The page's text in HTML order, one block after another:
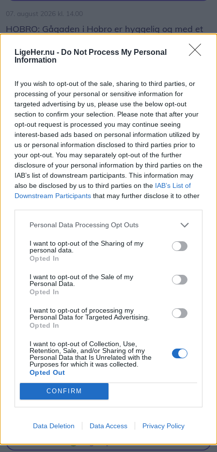
LigeHer.nu - Do Not Process My Personal
Information
If you wish to opt-out of the sale, sharing to third parties, or
processing of your personal or sensitive information for
targeted advertising by us, please use the below opt-out
section to confirm your selection. Please note that after your
opt-out request is processed you may continue seeing
interest-based ads based on personal information utilized by
us or personal information disclosed to third parties prior to
your opt-out. You may separately opt-out of the further
disclosure of your personal information by third parties on the
IAB’s list of downstream participants. This information may
also be disclosed by us to third parties on the IAB’s List of
Downstream Participants that may further disclose it to other
Personal Data Processing Opt Outs
I want to opt-out of the Sharing of my
personal data.
Opted In
I want to opt-out of the Sale of my
Personal Data.
Opted In
I want to opt-out of processing my
Personal Data for Targeted Advertising.
Opted In
I want to opt-out of Collection, Use,
Retention, Sale, and/or Sharing of my
Personal Data that Is Unrelated with the
Purposes for which it was collected.
Opted Out
CONFIRM
Data Deletion Data Access Privacy Policy
07. august 2026 kl. 14.00
HOBRO: Gågaden i Hobro er hyggelig og med et
godt udvalg af butikker og spisesteder. Men der er
et men.
Gågadens belægning er nemlig i en rigtig skidt
forfatning med flere huller, løse fliser,
niveauforskelle og kanter. Det frustrerer
formanden for Hobro Handel, Peter Møller, der
også melder om flere falduheld blandt byens
besøgende.
- Det er et rigtigt stort problem, hvor der i år har
været et par større uheld med kunder, der er
kommet slemt til skade. Det har været meget
en række små dagligdagsepisoder, hvor ældre
snubler og får hudafskrabninger. Simpelthen fordi
de bliver overrasket af en løs flise, en skarp kant
optimalt, lyder det fra Peter Møller.
Vis mere
Del artikel
Mennesker
Sygdom tvang Steve til at stoppe -
nu er han tilbage: - Det er helt
fantastisk
Asbjørn Hansen
Følg os på Discover